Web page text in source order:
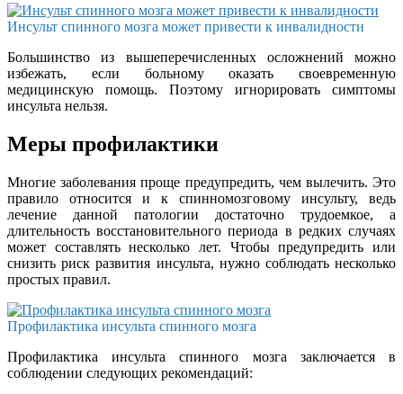
Инсульт спинного мозга может привести к инвалидности
Большинство из вышеперечисленных осложнений можно
избежать, если больному оказать своевременную
медицинскую помощь. Поэтому игнорировать симптомы
инсульта нельзя.
Меры профилактики
Многие заболевания проще предупредить, чем вылечить. Это
правило относится и к спинномозговому инсульту, ведь
лечение данной патологии достаточно трудоемкое, а
длительность восстановительного периода в редких случаях
может составлять несколько лет. Чтобы предупредить или
снизить риск развития инсульта, нужно соблюдать несколько
простых правил.
Профилактика инсульта спинного мозга
Профилактика инсульта спинного мозга заключается в
соблюдении следующих рекомендаций: